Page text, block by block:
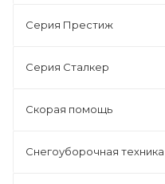
Серия Престиж
Серия Сталкер
Скорая помощь
Снегоуборочная техника